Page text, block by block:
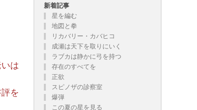
うが、お気に召した方だけお読み下さい。
は
を
新着記事
星を編む
地図と拳
リカバリー・カバヒコ
成瀬は天下を取りにいく
ラブカは静かに弓を持つ
存在のすべてを
正欲
スピノザの診察室
爆弾
この夏の星を見る